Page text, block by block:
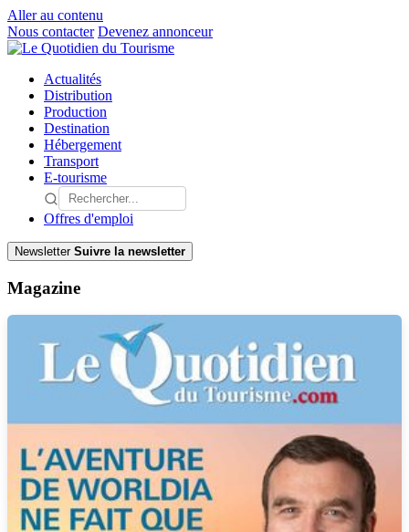
Aller au contenu
Nous contacter Devenez annonceur
Actualités
Distribution
Production
Destination
Hébergement
Transport
E-tourisme
Offres d'emploi
Newsletter Suivre la newsletter
Magazine